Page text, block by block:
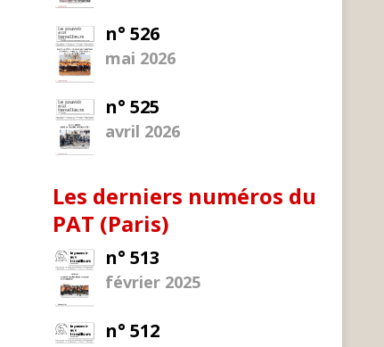
n° 526
mai 2026
n° 525
avril 2026
Les derniers numéros du
PAT (Paris)
n° 513
février 2025
n° 512